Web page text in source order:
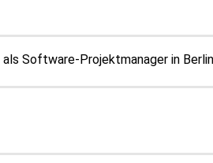
Software-Projektmanager in